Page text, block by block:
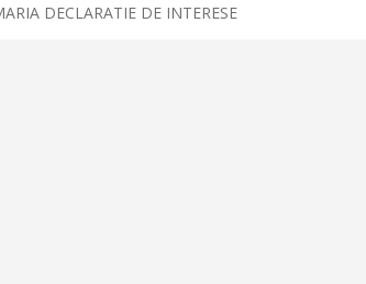
DECLARATIE DE INTERESE